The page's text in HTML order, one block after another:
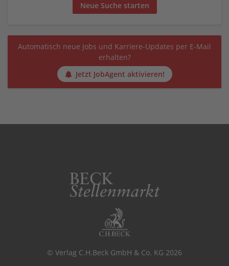
Neue Suche starten
Automatisch neue Jobs und Karriere-Updates per E-Mail
erhalten?
Jetzt JobAgent aktivieren!
© Verlag C.H.Beck GmbH & Co. KG 2026